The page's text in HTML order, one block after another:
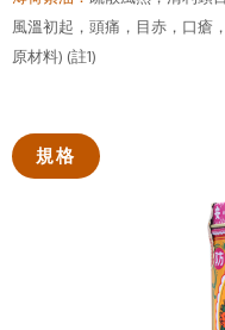
風溫初起，頭痛，目赤，口瘡
原材料) (註1)
規格